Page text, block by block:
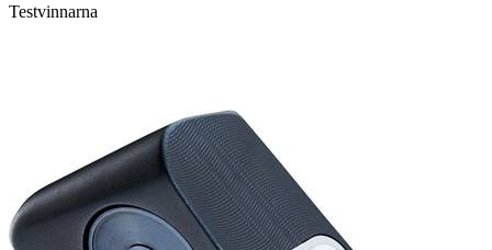
Testvinnarna